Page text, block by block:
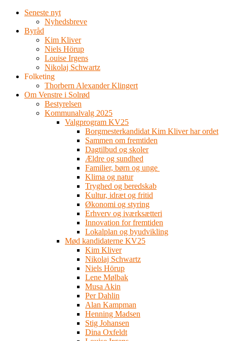
Seneste nyt
Nyhedsbreve
Byråd
Kim Kliver
Niels Hörup
Louise Irgens
Nikolaj Schwartz
Folketing
Thorbern Alexander Klingert
Om Venstre i Solrød
Bestyrelsen
Kommunalvalg 2025
Valgprogram KV25
Borgmesterkandidat Kim Kliver har ordet
Sammen om fremtiden
Dagtilbud og skoler
Ældre og sundhed
Familier, børn og unge
Klima og natur
Tryghed og beredskab
Kultur, idræt og fritid
Økonomi og styring
Erhverv og iværksætteri
Innovation for fremtiden
Lokalplan og byudvikling
Mød kandidaterne KV25
Kim Kliver
Nikolaj Schwartz
Niels Hörup
Lene Mølbak
Musa Akin
Per Dahlin
Alan Kampman
Henning Madsen
Stig Johansen
Dina Oxfeldt